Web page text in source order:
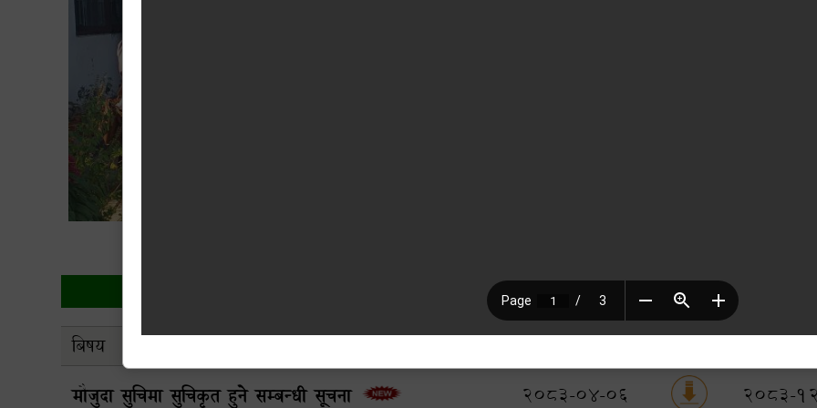
सूचना
बिषय
मौजुदा सुचिमा सुचिकृत हुने सम्बन्धी सूचना
2083-04-06 2083-